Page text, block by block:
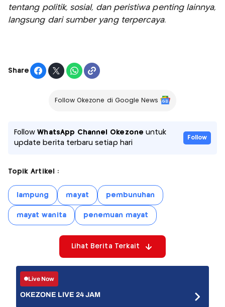
tentang politik, sosial, dan peristiwa penting lainnya,
langsung dari sumber yang terpercaya.
Share
Follow Okezone di Google News
FollowWhatsApp Channel Okezone untuk
update berita terbaru setiap hari
Follow
Topik Artikel :
lampung mayat pembunuhan
mayat wanita penemuan mayat
Lihat Berita Terkait
Live Now
OKEZONE LIVE 24 JAM